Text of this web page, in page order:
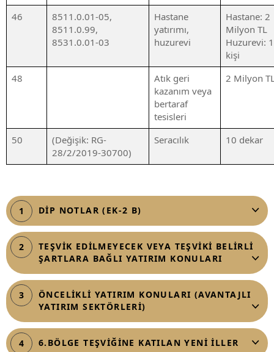
46
8511.0.01-05,
8511.0.99,
8531.0.01-03
Hastane
yatırımı,
huzurevi
Hastane: 2
Milyon TL
Huzurevi:
kişi
48
Atık geri
kazanım veya
bertaraf
tesisleri
2 Milyon
50
(Değişik: RG-
28/2/2019-30700)
Seracılık 10 dekar
1 DİP NOTLAR (EK-2 B)
2
TEŞVİK EDİLMEYECEK VEYA TEŞVİKİ BELİRLİ
ŞARTLARA BAĞLI YATIRIM KONULARI
3
ÖNCELİKLİ YATIRIM KONULARI (AVANTAJLI
YATIRIM SEKTÖRLERİ)
4 6.BÖLGE TEŞVİĞİNE KATILAN YENİ İLLER